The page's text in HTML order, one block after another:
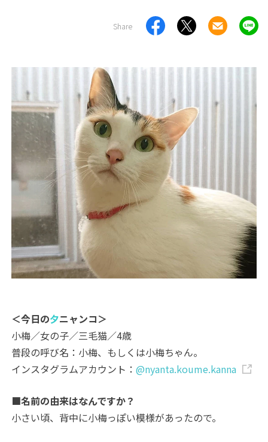
Share
＜今日の夕ニャンコ＞
小梅／女の子／三毛猫／4歳
普段の呼び名：小梅、もしくは小梅ちゃん。
インスタグラムアカウント：@nyanta.koume.kanna
■名前の由来はなんですか？
小さい頃、背中に小梅っぽい模様があったので。